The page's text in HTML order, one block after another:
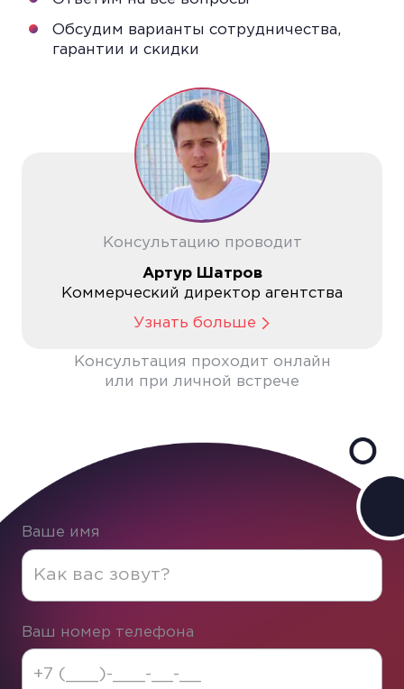
Обсудим варианты сотрудничества,
гарантии и скидки
Консультацию проводит
Артур Шатров
Коммерческий директор агентства
Узнать больше
Консультация проходит онлайн
или при личной встрече
Ваше имя
Ваш номер телефона